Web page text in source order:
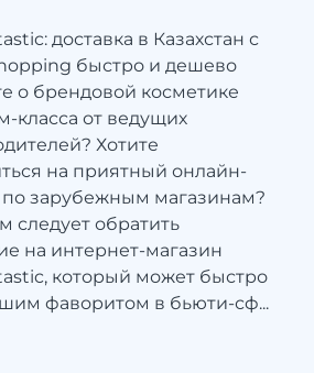
доставка в Казахстан с
быстро и дешево
о брендовой косметике
класса от ведущих
Хотите
на приятный онлайн-
зарубежным магазинам?
следует обратить
на интернет-магазин
который может быстро
фаворитом в бьюти-сф...